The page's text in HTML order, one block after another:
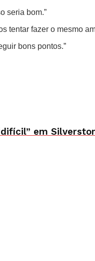
seria bom.”
tentar fazer o mesmo
bons pontos.”
em